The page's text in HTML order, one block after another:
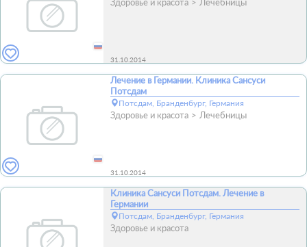
Здоровье и красота Лечебницы
31.10.2014
Лечение в Германии. Клиника Санcуси
Потсдам
Потсдам, Бранденбург, Германия
Здоровье и красота Лечебницы
31.10.2014
Клиника Санcуси Потсдам. Лечение в
Германии
Потсдам, Бранденбург, Германия
Здоровье и красота